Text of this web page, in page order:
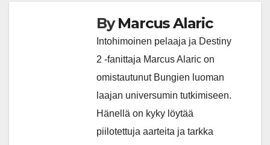
ByMarcus Alaric
Intohimoinen pelaaja ja Destiny
2 -fanittaja Marcus Alaric on
omistautunut Bungien luoman
laajan universumin tutkimiseen.
Hänellä on kyky löytää
piilotettuja aarteita ja tarkka